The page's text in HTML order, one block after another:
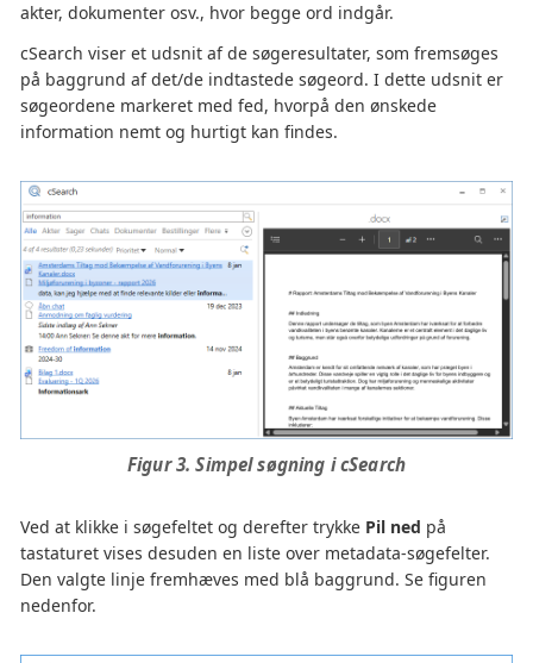
akter, dokumenter osv., hvor begge ord indgår.
cSearch viser et udsnit af de søgeresultater, som fremsøges
på baggrund af det/de indtastede søgeord. I dette udsnit er
søgeordene markeret med fed, hvorpå den ønskede
information nemt og hurtigt kan findes.
Figur 3. Simpel søgning i cSearch
Ved at klikke i søgefeltet og derefter trykke Pil ned på
tastaturet vises desuden en liste over metadata-søgefelter.
Den valgte linje fremhæves med blå baggrund. Se figuren
nedenfor.